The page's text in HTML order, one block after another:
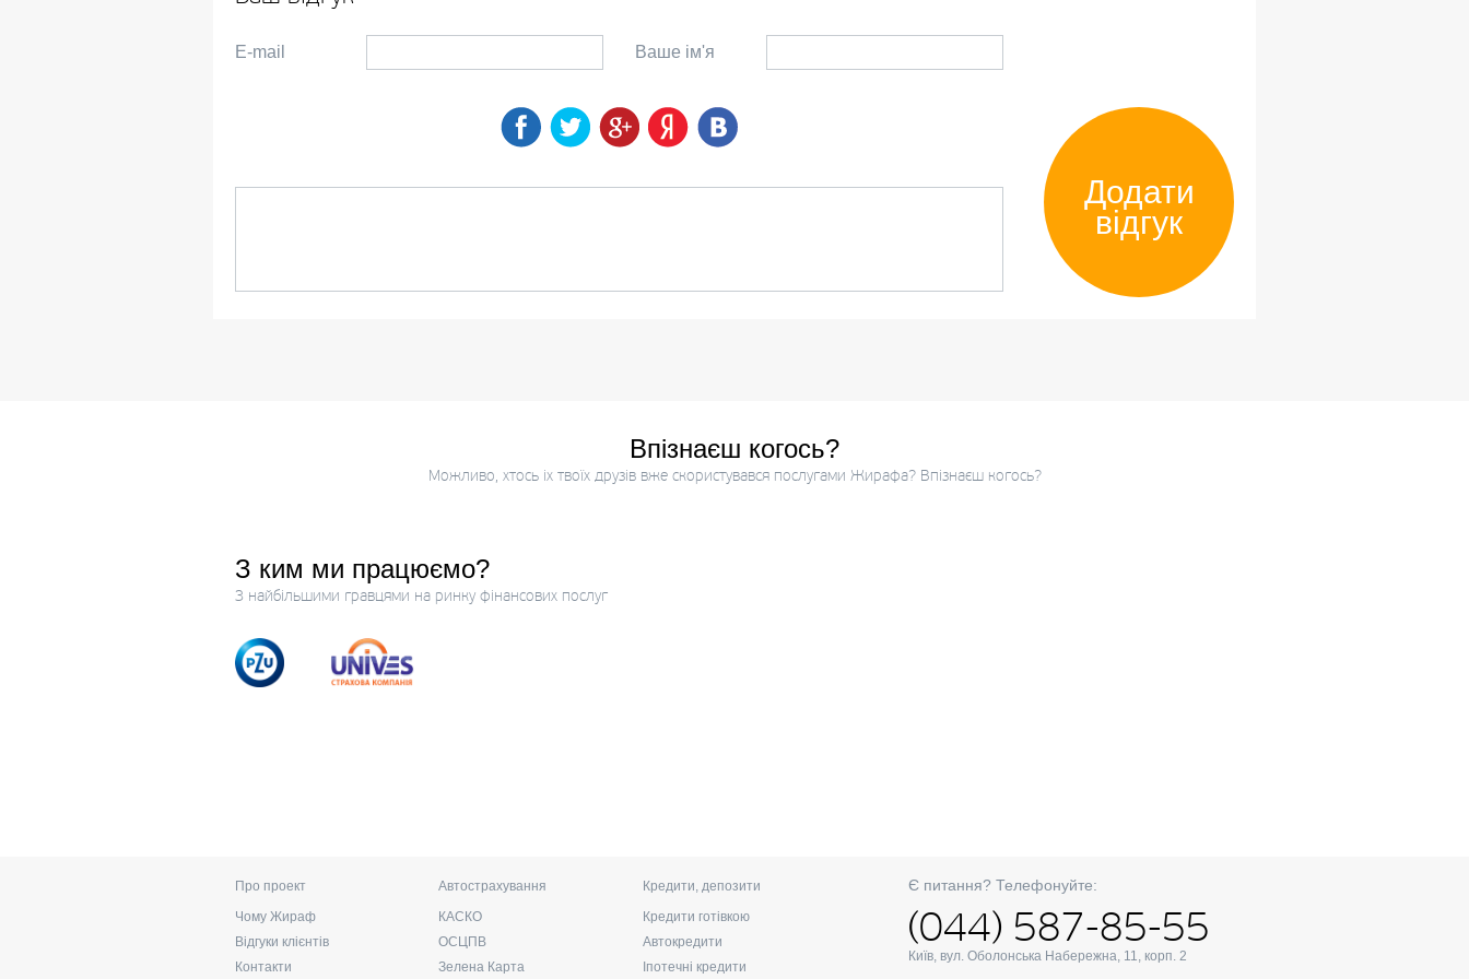
Додати
відгук
E-mail Ваше ім'я
Впізнаєш когось?
Можливо, хтось іх твоїх друзів вже скористувався послугами Жирафа? Впізнаєш когось?
З ким ми працюємо?
З найбільшими гравцями на ринку фінансових послуг
Про проект
Чому Жираф
Відгуки клієнтів
Контакти
Автострахування
КАСКО
ОСЦПВ
Зелена Карта
Кредити, депозити
Кредити готівкою
Автокредити
Іпотечні кредити
Є питання? Телефонуйте:
(044) 587-85-55
Київ, вул. Оболонська Набережна, 11, корп. 2